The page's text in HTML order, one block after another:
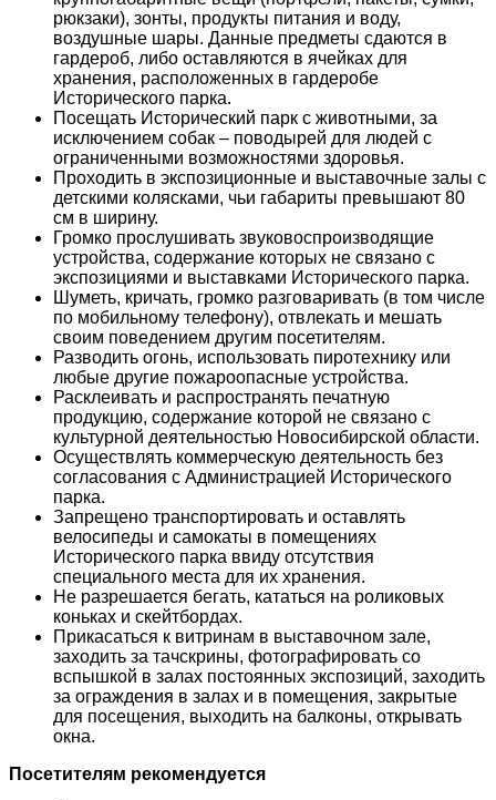
рюкзаки), зонты, продукты питания и воду,
воздушные шары. Данные предметы сдаются в
гардероб, либо оставляются в ячейках для
хранения, расположенных в гардеробе
Исторического парка.
Посещать Исторический парк с животными, за
исключением собак – поводырей для людей с
ограниченными возможностями здоровья.
Проходить в экспозиционные и выставочные залы с
детскими колясками, чьи габариты превышают 80
см в ширину.
Громко прослушивать звуковоспроизводящие
устройства, содержание которых не связано с
экспозициями и выставками Исторического парка.
Шуметь, кричать, громко разговаривать (в том числе
по мобильному телефону), отвлекать и мешать
своим поведением другим посетителям.
Разводить огонь, использовать пиротехнику или
любые другие пожароопасные устройства.
Расклеивать и распространять печатную
продукцию, содержание которой не связано с
культурной деятельностью Новосибирской области.
Осуществлять коммерческую деятельность без
согласования с Администрацией Исторического
парка.
Запрещено транспортировать и оставлять
велосипеды и самокаты в помещениях
Исторического парка ввиду отсутствия
специального места для их хранения.
Не разрешается бегать, кататься на роликовых
коньках и скейтбордах.
Прикасаться к витринам в выставочном зале,
заходить за тачскрины, фотографировать со
вспышкой в залах постоянных экспозиций, заходить
за ограждения в залах и в помещения, закрытые
для посещения, выходить на балконы, открывать
окна.
Посетителям рекомендуется